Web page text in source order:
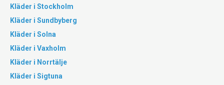
Kläder i Stockholm
Kläder i Sundbyberg
Kläder i Solna
Kläder i Vaxholm
Kläder i Norrtälje
Kläder i Sigtuna